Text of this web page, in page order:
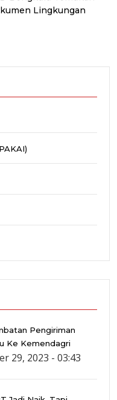
Lingkungan
Pengiriman
Ke Kemendagri
29, 2023 - 03:43